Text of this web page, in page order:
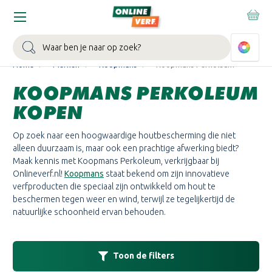
Zoeken
WIN EEN BALLONVAART:Bij besteding vanaf €100,- aan Sikkens
muurverf en/of lak.
Bekijk actie >
Home Merken Koopmans Koopmans Perkoleum
KOOPMANS PERKOLEUM
KOPEN
Op zoek naar een hoogwaardige houtbescherming die niet
alleen duurzaam is, maar ook een prachtige afwerking biedt?
Maak kennis met Koopmans Perkoleum, verkrijgbaar bij
Onlineverf.nl! Koopmans staat bekend om zijn innovatieve
verfproducten die speciaal zijn ontwikkeld om hout te
beschermen tegen weer en wind, terwijl ze tegelijkertijd de
natuurlijke schoonheid ervan behouden.
Toon de filters